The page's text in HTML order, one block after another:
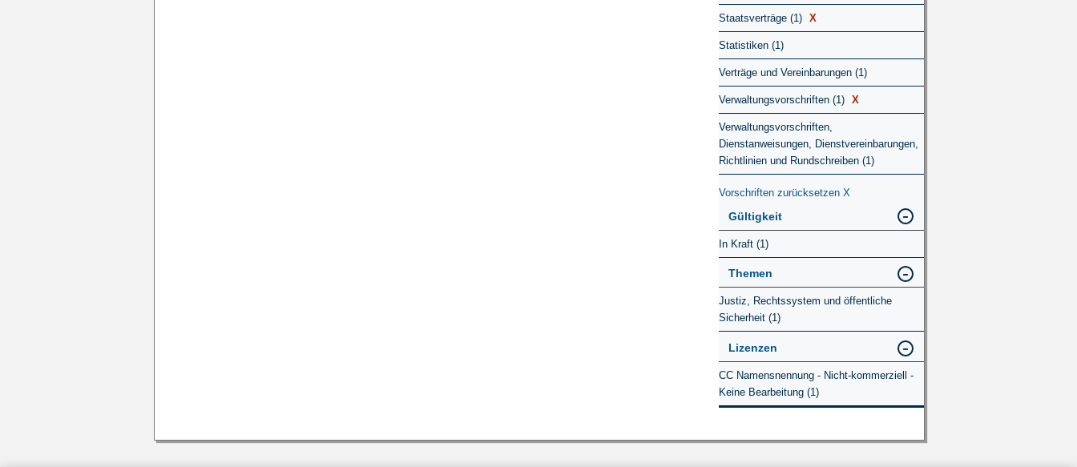
Staatsverträge (1) X
Statistiken (1)
Verträge und Vereinbarungen (1)
Verwaltungsvorschriften (1) X
Verwaltungsvorschriften,
Dienstanweisungen, Dienstvereinbarungen,
Richtlinien und Rundschreiben (1)
Vorschriften zurücksetzen X
Gültigkeit
In Kraft (1)
Themen
Justiz, Rechtssystem und öffentliche
Sicherheit (1)
Lizenzen
CC Namensnennung - Nicht-kommerziell -
Keine Bearbeitung (1)